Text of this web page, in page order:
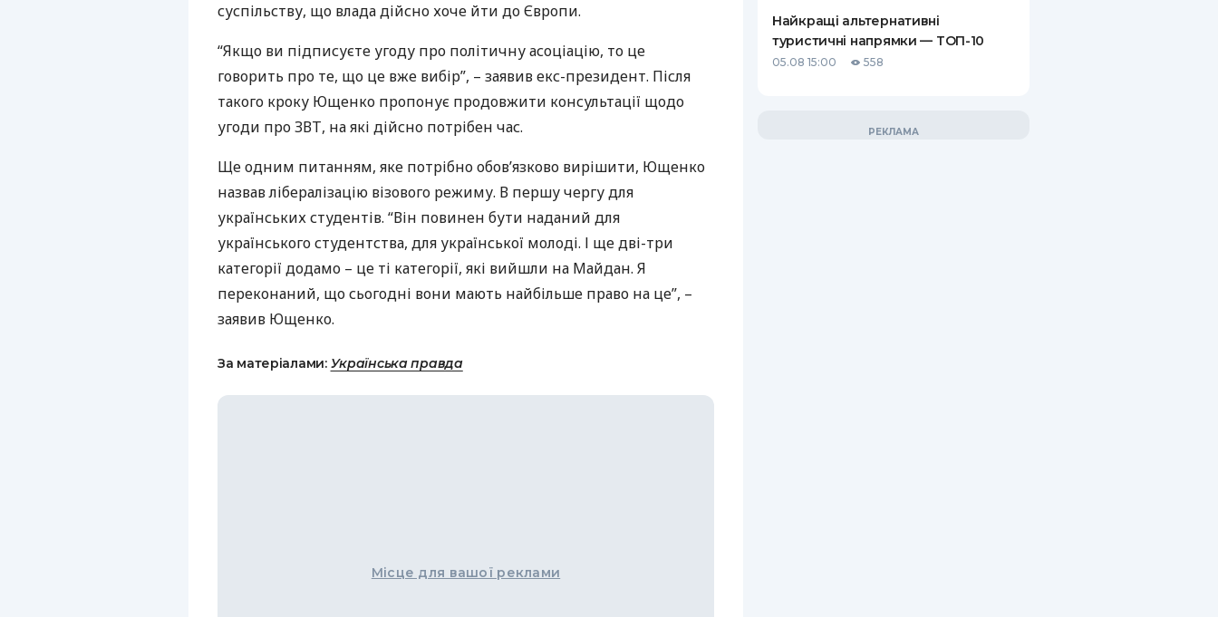
суспільству, що влада дійсно хоче йти до Європи.
“Якщо ви підписуєте угоду про політичну асоціацію, то це
говорить про те, що це вже вибір”, – заявив екс-президент. Після
такого кроку Ющенко пропонує продовжити консультації щодо
угоди проЗВТ, на які дійсно потрібен час.
Ще одним питанням, яке потрібно обов’язково вирішити, Ющенко
назвав лібералізацію візового режиму. В першу чергу для
українських студентів. “Він повинен бути наданий для
українського студентства, для української молоді. І ще дві-три
категорії додамо – це ті категорії, які вийшли на Майдан. Я
переконаний, що сьогодні вони мають найбільше право на це”, –
заявив Ющенко.
За матеріалами: Українська правда
Місце для вашої реклами
Найкращі альтернативні
туристичні напрямки — ТОП-10
05.08 15:00 558